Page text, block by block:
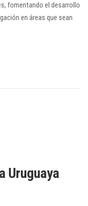
fomentando el desarrollo
en áreas que sean
Uruguaya